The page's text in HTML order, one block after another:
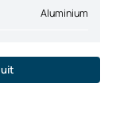
Aluminium